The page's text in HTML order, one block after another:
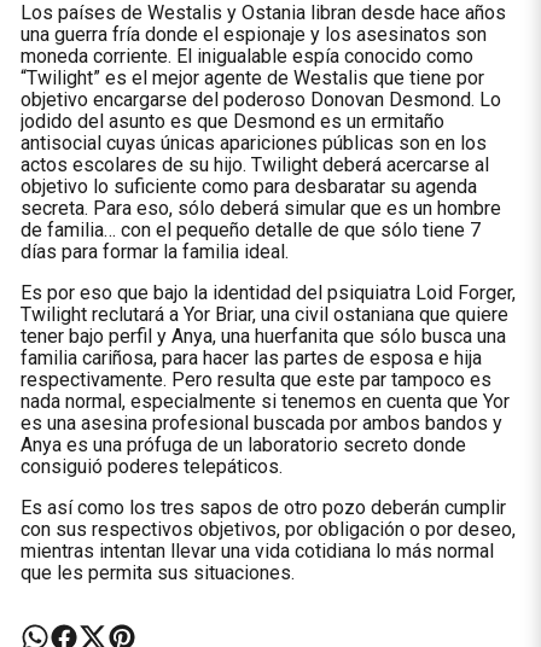
Los países de Westalis y Ostania libran desde hace años
una guerra fría donde el espionaje y los asesinatos son
moneda corriente. El inigualable espía conocido como
“Twilight” es el mejor agente de Westalis que tiene por
objetivo encargarse del poderoso Donovan Desmond. Lo
jodido del asunto es que Desmond es un ermitaño
antisocial cuyas únicas apariciones públicas son en los
actos escolares de su hijo. Twilight deberá acercarse al
objetivo lo suficiente como para desbaratar su agenda
secreta. Para eso, sólo deberá simular que es un hombre
de familia… con el pequeño detalle de que sólo tiene 7
días para formar la familia ideal.
Es por eso que bajo la identidad del psiquiatra Loid Forger,
Twilight reclutará a Yor Briar, una civil ostaniana que quiere
tener bajo perfil y Anya, una huerfanita que sólo busca una
familia cariñosa, para hacer las partes de esposa e hija
respectivamente. Pero resulta que este par tampoco es
nada normal, especialmente si tenemos en cuenta que Yor
es una asesina profesional buscada por ambos bandos y
Anya es una prófuga de un laboratorio secreto donde
consiguió poderes telepáticos.
Es así como los tres sapos de otro pozo deberán cumplir
con sus respectivos objetivos, por obligación o por deseo,
mientras intentan llevar una vida cotidiana lo más normal
que les permita sus situaciones.